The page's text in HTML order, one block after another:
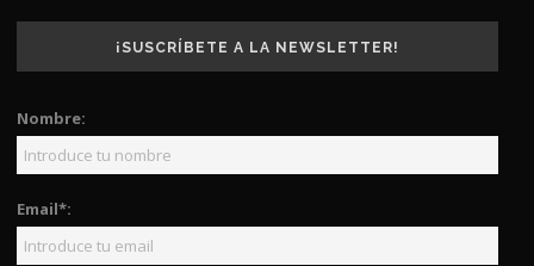
¡SUSCRÍBETE A LA NEWSLETTER!
Nombre:
Email*: